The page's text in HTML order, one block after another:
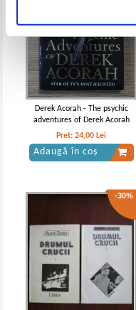
Derek Acorah - The psychic
adventures of Derek Acorah
Pret:24,00 Lei
Adaugă în coș
-30%